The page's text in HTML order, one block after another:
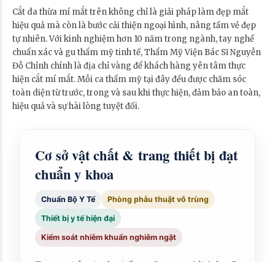
Cắt da thừa mí mắt trên không chỉ là giải pháp làm đẹp mắt
hiệu quả mà còn là bước cải thiện ngoại hình, nâng tầm vẻ đẹp
tự nhiên. Với kinh nghiệm hơn 10 năm trong ngành, tay nghề
chuẩn xác và gu thẩm mỹ tinh tế, Thẩm Mỹ Viện Bác Sĩ Nguyễn
Đỗ Chỉnh chính là địa chỉ vàng để khách hàng yên tâm thực
hiện cắt mí mắt. Mỗi ca thẩm mỹ tại đây đều được chăm sóc
toàn diện từ trước, trong và sau khi thực hiện, đảm bảo an toàn,
hiệu quả và sự hài lòng tuyệt đối.
Cơ sở vật chất & trang thiết bị đạt
chuẩn y khoa
Chuẩn Bộ Y Tế Phòng phẫu thuật vô trùng
Thiết bị y tế hiện đại
Kiểm soát nhiễm khuẩn nghiêm ngặt